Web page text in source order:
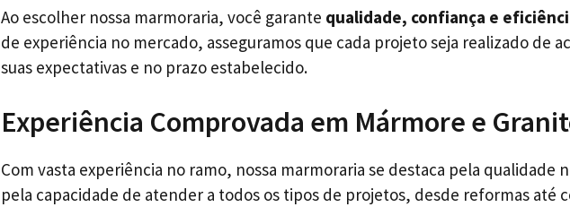
Ao escolher nossa marmoraria, você garante qualidade, confiança e
de experiência no mercado, asseguramos que cada projeto seja realizado de
suas expectativas e no prazo estabelecido.
Experiência Comprovada em Mármore e
Com vasta experiência no ramo, nossa marmoraria se destaca pela qualidade
pela capacidade de atender a todos os tipos de projetos, desde reformas até